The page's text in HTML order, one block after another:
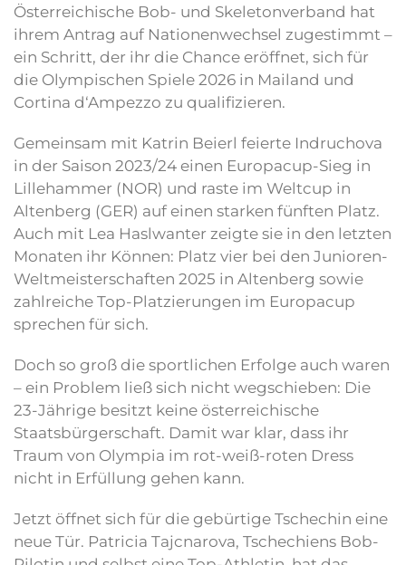
Österreichische Bob- und Skeletonverband hat
ihrem Antrag auf Nationenwechsel zugestimmt –
ein Schritt, der ihr die Chance eröffnet, sich für
die Olympischen Spiele 2026 in Mailand und
Cortina d‘Ampezzo zu qualifizieren.
Gemeinsam mit Katrin Beierl feierte Indruchova
in der Saison 2023/24 einen Europacup-Sieg in
Lillehammer (NOR) und raste im Weltcup in
Altenberg (GER) auf einen starken fünften Platz.
Auch mit Lea Haslwanter zeigte sie in den letzten
Monaten ihr Können: Platz vier bei den Junioren-
Weltmeisterschaften 2025 in Altenberg sowie
zahlreiche Top-Platzierungen im Europacup
sprechen für sich.
Doch so groß die sportlichen Erfolge auch waren
– ein Problem ließ sich nicht wegschieben: Die
23-Jährige besitzt keine österreichische
Staatsbürgerschaft. Damit war klar, dass ihr
Traum von Olympia im rot-weiß-roten Dress
nicht in Erfüllung gehen kann.
Jetzt öffnet sich für die gebürtige Tschechin eine
neue Tür. Patricia Tajcnarova, Tschechiens Bob-